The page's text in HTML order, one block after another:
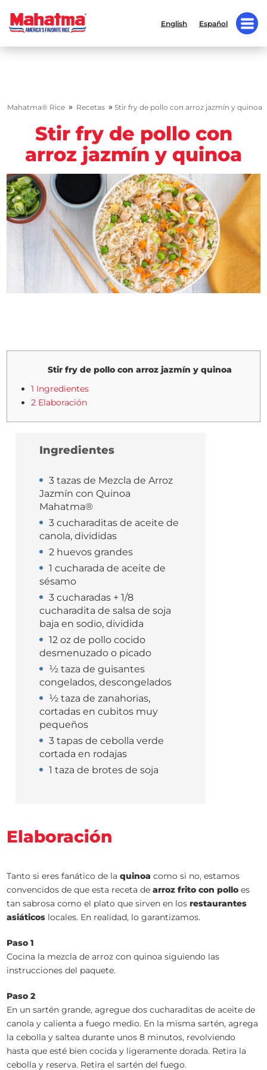
English Español
Mahatma® Rice » Recetas » Stir fry de pollo con arroz jazmín y quinoa
Stir fry de pollo con
arroz jazmín y quinoa
Stir fry de pollo con arroz jazmín y quinoa
1 Ingredientes
2 Elaboración
Ingredientes
3 tazas de Mezcla de Arroz
Jazmín con Quinoa
Mahatma®
3 cucharaditas de aceite de
canola, divididas
2 huevos grandes
1 cucharada de aceite de
sésamo
3 cucharadas + 1/8
cucharadita de salsa de soja
baja en sodio, dividida
12 oz de pollo cocido
desmenuzado o picado
½ taza de guisantes
congelados, descongelados
½ taza de zanahorias,
cortadas en cubitos muy
pequeños
3 tapas de cebolla verde
cortada en rodajas
1 taza de brotes de soja
Elaboración
Tanto si eres fanático de la quinoa como si no, estamos
convencidos de que esta receta dearroz frito con pollo es
tan sabrosa como el plato que sirven en losrestaurantes
asiáticos locales. En realidad, lo garantizamos.
Paso 1
Cocina la mezcla de arroz con quinoa siguiendo las
instrucciones del paquete.
Paso 2
En un sartén grande, agregue dos cucharaditas de aceite de
canola y calienta a fuego medio. En la misma sartén, agrega
la cebolla y saltea durante unos 8 minutos, revolviendo
hasta que esté bien cocida y ligeramente dorada. Retira la
cebolla y reserva. Retira el sartén del fuego.